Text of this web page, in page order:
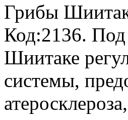
Грибы
Код:2136. Под
Шиитаке
системы,